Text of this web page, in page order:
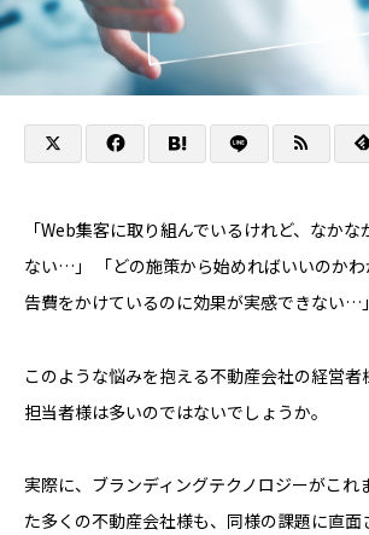
「Web集客に取り組んでいるけれど、なか
ない…」 「どの施策から始めればいいのか
告費をかけているのに効果が実感できない…」
このような悩みを抱える不動産会社の経営
担当者様は多いのではないでしょうか。
実際に、ブランディングテクノロジーがこれ
た多くの不動産会社様も、同様の課題に直面